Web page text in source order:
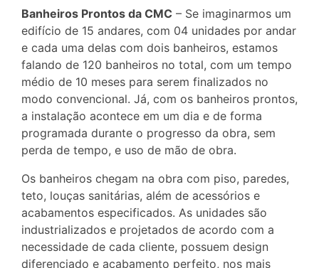
Banheiros Prontos da CMC – Se imaginarmos um
edifício de 15 andares, com 04 unidades por andar
e cada uma delas com dois banheiros, estamos
falando de 120 banheiros no total, com um tempo
médio de 10 meses para serem finalizados no
modo convencional. Já, com os banheiros prontos,
a instalação acontece em um dia e de forma
programada durante o progresso da obra, sem
perda de tempo, e uso de mão de obra.
Os banheiros chegam na obra com piso, paredes,
teto, louças sanitárias, além de acessórios e
acabamentos especificados. As unidades são
industrializados e projetados de acordo com a
necessidade de cada cliente, possuem design
diferenciado e acabamento perfeito, nos mais